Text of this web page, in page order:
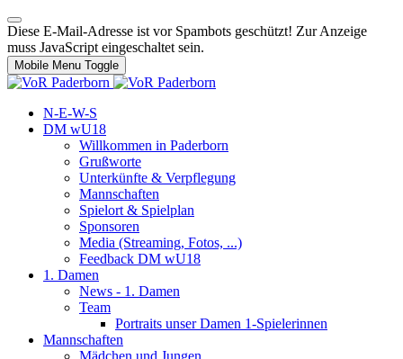
Diese E-Mail-Adresse ist vor Spambots geschützt! Zur Anzeige
muss JavaScript eingeschaltet sein.
Mobile Menu Toggle
N-E-W-S
DM wU18
Willkommen in Paderborn
Grußworte
Unterkünfte & Verpflegung
Mannschaften
Spielort & Spielplan
Sponsoren
Media (Streaming, Fotos, ...)
Feedback DM wU18
1. Damen
News - 1. Damen
Team
Portraits unser Damen 1-Spielerinnen
Mannschaften
Mädchen und Jungen